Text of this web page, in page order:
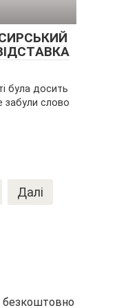
була досить
забули слово
Далі
безкоштовно